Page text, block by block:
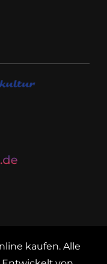
kaufen. Alle